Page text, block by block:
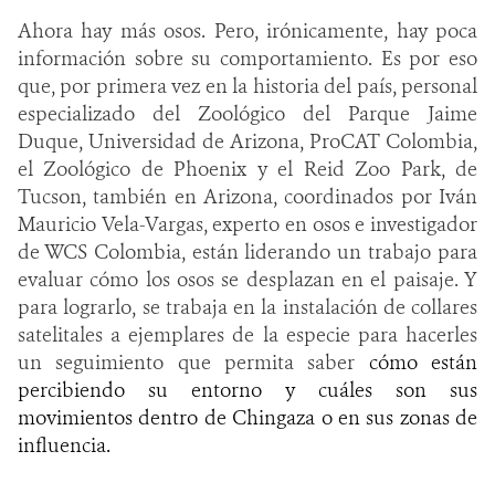
Ahora hay más osos. Pero, irónicamente, hay poca
información sobre su comportamiento. Es por eso
que, por primera vez en la historia del país, personal
especializado del Zoológico del Parque Jaime
Duque, Universidad de Arizona, ProCAT Colombia,
el Zoológico de Phoenix y el Reid Zoo Park, de
Tucson, también en Arizona, coordinados por Iván
Mauricio Vela-Vargas, experto en osos e investigador
de WCS Colombia, están liderando un trabajo para
evaluar cómo los osos se desplazan en el paisaje. Y
para lograrlo, se trabaja en la instalación de collares
satelitales a ejemplares de la especie para hacerles
un seguimiento que permita saber cómo están
percibiendo su entorno y cuáles son sus
movimientos dentro de Chingaza o en sus zonas de
influencia.